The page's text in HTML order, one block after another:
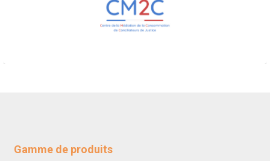
Gamme de produits